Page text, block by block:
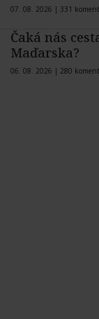
07. 08. 2026 | 331
Čaká nás
Maďarska?
06. 08. 2026 | 280